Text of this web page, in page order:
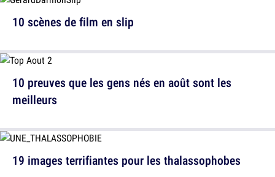
10 scènes de film en slip
19 images terrifiantes pour les thalassophobes
10 preuves que les gens nés en août sont les
meilleurs